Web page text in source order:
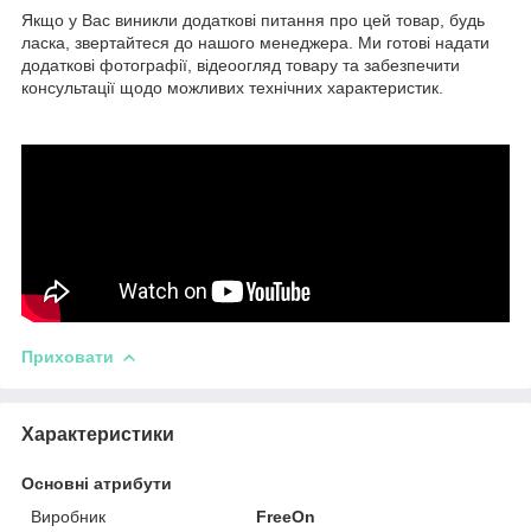
Якщо у Вас виникли додаткові питання про цей товар, будь
ласка, звертайтеся до нашого менеджера. Ми готові надати
додаткові фотографії, відеоогляд товару та забезпечити
консультації щодо можливих технічних характеристик.
Приховати
Характеристики
Основні атрибути
Виробник
FreeOn